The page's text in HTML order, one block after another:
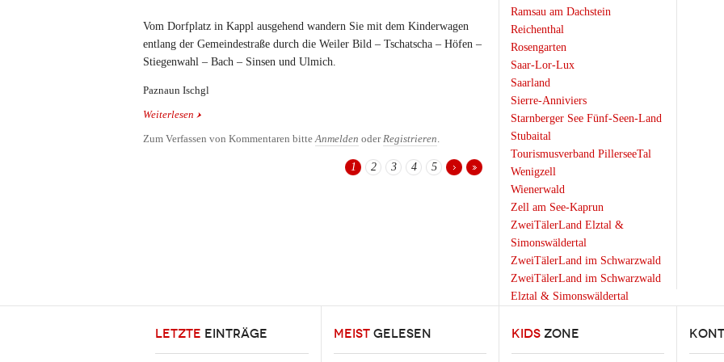
Vom Dorfplatz in Kappl ausgehend wandern Sie mit dem Kinderwagen
entlang der Gemeindestraße durch die Weiler Bild – Tschatscha – Höfen –
Stiegenwahl – Bach – Sinsen und Ulmich.
Paznaun Ischgl
Weiterlesen über Talwanderweg Kappl - Ischgl
Zum Verfassen von Kommentaren bitteAnmelden oderRegistrieren.
1 2 3 4 5
Ramsau am Dachstein
Reichenthal
Rosengarten
Saar-Lor-Lux
Saarland
Sierre-Anniviers
Starnberger See Fünf-Seen-Land
Stubaital
Tourismusverband PillerseeTal
Wenigzell
Wienerwald
Zell am See-Kaprun
ZweiTälerLand Elztal &
Simonswäldertal
ZweiTälerLand im Schwarzwald
ZweiTälerLand im Schwarzwald
Elztal & Simonswäldertal
LETZTE EINTRÄGE MEIST GELESEN KIDS ZONE